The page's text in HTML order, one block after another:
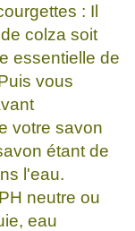
: Il
colza soit
essentielle de
vous
votre savon
étant de
l'eau.
neutre ou
eau